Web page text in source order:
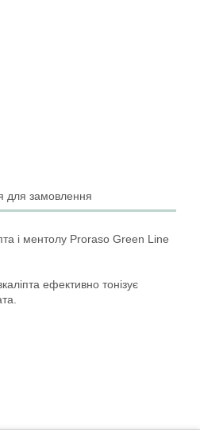
для замовлення
і ментолу Proraso Green Line
ефективно тонізує